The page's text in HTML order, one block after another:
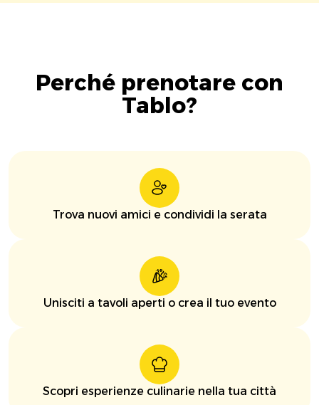
Perché prenotare con
Tablo?
Trova nuovi amici e condividi la serata
Unisciti a tavoli aperti o crea il tuo evento
Scopri esperienze culinarie nella tua città